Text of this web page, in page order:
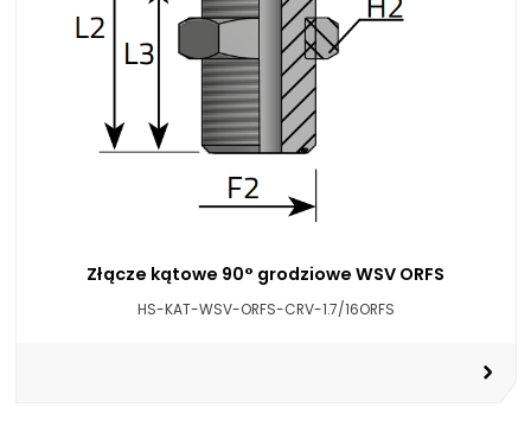
Złącze kątowe 90° grodziowe WSV ORFS
HS-KAT-WSV-ORFS-CRV-1.7/16ORFS